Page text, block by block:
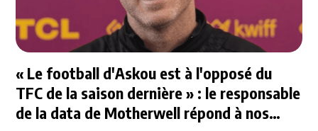
« Le football d'Askou est à l'opposé du
TFC de la saison dernière » : le responsable
de la data de Motherwell répond à nos